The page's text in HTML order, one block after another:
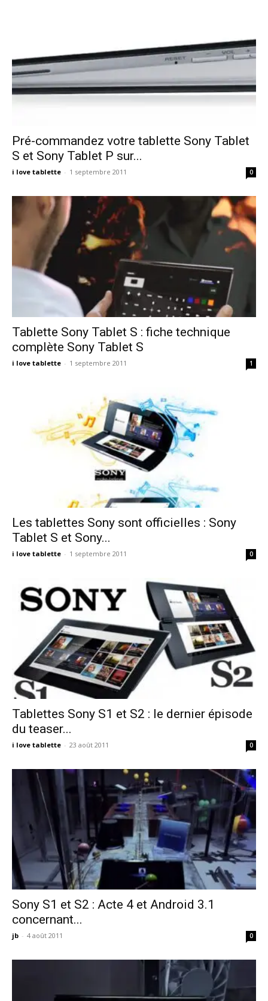
Pré-commandez votre tablette Sony Tablet
S et Sony Tablet P sur...
i love tablette - 1 septembre 2011 0
Tablette Sony Tablet S : fiche technique
complète Sony Tablet S
i love tablette - 1 septembre 2011 1
Les tablettes Sony sont officielles : Sony
Tablet S et Sony...
i love tablette - 1 septembre 2011 0
Tablettes Sony S1 et S2 : le dernier épisode
du teaser...
i love tablette - 23 août 2011 0
Sony S1 et S2 : Acte 4 et Android 3.1
concernant...
jb - 4 août 2011 0